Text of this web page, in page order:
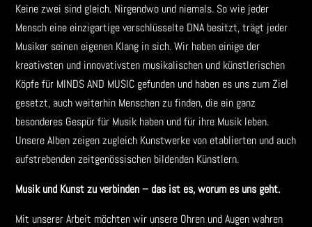
Keine zwei sind gleich. Nirgendwo und niemals. So wie jeder
Mensch eine einzigartige verschlüsselte DNA besitzt, trägt jeder
Musiker seinen eigenen Klang in sich. Wir haben einige der
kreativsten und innovativsten musikalischen und künstlerischen
Köpfe für MINDS AND MUSIC gefunden und haben es uns zum Ziel
gesetzt, auch weiterhin Menschen zu finden, die ein ganz
besonderes Gespür für Musik haben und für ihre Musik leben.
Unsere Alben zeigen zugleich Kunstwerke von etablierten und auch
aufstrebenden zeitgenössischen bildenden Künstlern.
Musik und Kunst zu verbinden – das ist es, worum es uns geht.
Mit unserer Arbeit möchten wir unsere Ohren und Augen wahren